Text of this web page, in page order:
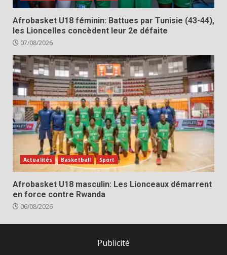
Afrobasket U18 féminin: Battues par Tunisie (43-44),
les Lioncelles concèdent leur 2e défaite
07/08/2026
Actualités Basketball Sport
Afrobasket U18 masculin: Les Lionceaux démarrent
en force contre Rwanda
06/08/2026
Publicité